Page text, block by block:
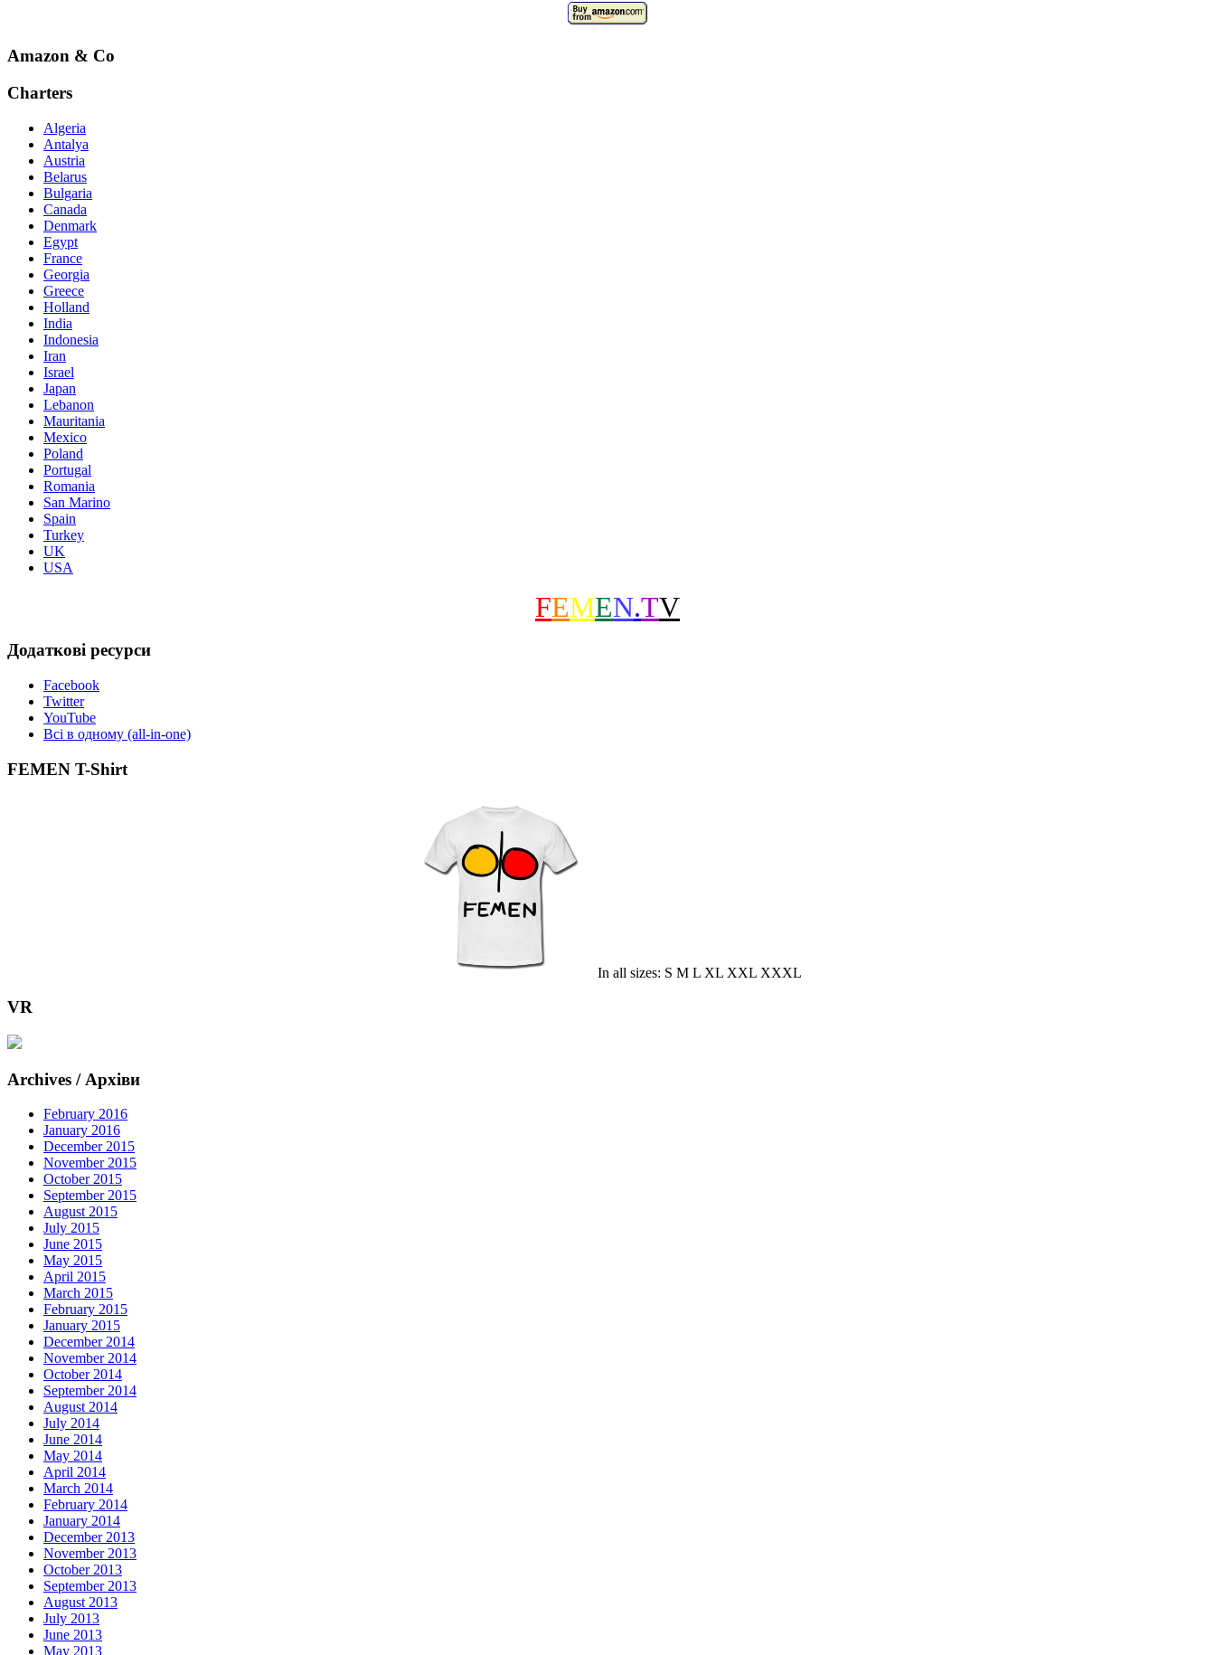
Amazon & Co
Charters
Algeria
Antalya
Austria
Belarus
Bulgaria
Canada
Denmark
Egypt
France
Georgia
Greece
Holland
India
Indonesia
Iran
Israel
Japan
Lebanon
Mauritania
Mexico
Poland
Portugal
Romania
San Marino
Spain
Turkey
UK
USA
FEMEN.TV
Додаткові ресурси
Facebook
Twitter
YouTube
Всі в одному (all-in-one)
FEMEN T-Shirt
In all sizes: S M L XL XXL XXXL
VR
Archives / Архіви
February 2016
January 2016
December 2015
November 2015
October 2015
September 2015
August 2015
July 2015
June 2015
May 2015
April 2015
March 2015
February 2015
January 2015
December 2014
November 2014
October 2014
September 2014
August 2014
July 2014
June 2014
May 2014
April 2014
March 2014
February 2014
January 2014
December 2013
November 2013
October 2013
September 2013
August 2013
July 2013
June 2013
May 2013